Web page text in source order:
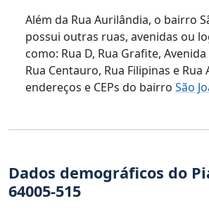
Além da Rua Aurilândia, o bairro
possui outras ruas, avenidas ou
como: Rua D, Rua Grafite,
Rua Centauro, Rua Filipinas e Rua
endereços e CEPs do bairro São
Dados demográficos do
64005-515